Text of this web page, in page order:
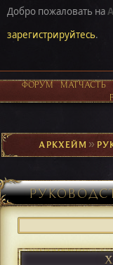
Добро пожаловать на
зарегистрируйтесь.
ФОРУМ МАТЧАСТЬ
АРКХЕЙМ ►